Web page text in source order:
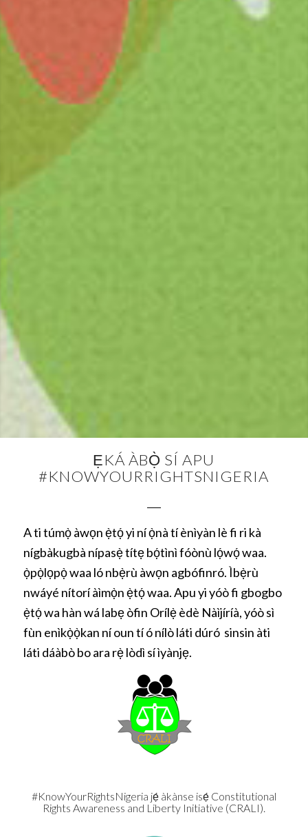
ẸKÁ ÀBỌ̀ SÍ APU
#KNOWYOURRIGHTSNIGERIA
A ti túmọ̀ àwọn ẹ̀tọ́ yi ní ọ̀nà tí ènìyàn lè fi ri kà
nígbàkugbà nípasẹ̀ títẹ bọ́tìnì fóònù lọ́wọ́ waa.
ọ̀pọ̀lọpọ̀ waa ló nbẹ̀rù àwọn agbófinró. Ìbẹ̀rù
nwáyé nítorí àìmọ̀n ẹ̀tọ́ waa. Apu yi yóò fi gbogbo
ẹ̀tọ́ wa hàn wá labẹ òfin Orílẹ̀ èdè Nàìjíríà, yóò sì
fùn enìkọ̀ọ̀kan ní oun tí ó nílò láti dúró sinsin àti
láti dáàbò bo ara rẹ̀ lòdì sí ìyànjẹ.
#KnowYourRightsNigeria jẹ́ àkànse isẹ́ Constitutional
Rights Awareness and Liberty Initiative (CRALI).